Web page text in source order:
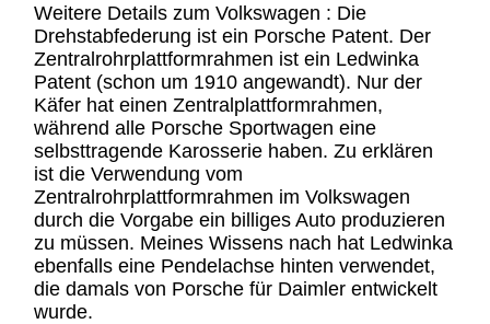
Weitere Details zum Volkswagen : Die
Drehstabfederung ist ein Porsche Patent. Der
Zentralrohrplattformrahmen ist ein Ledwinka
Patent (schon um 1910 angewandt). Nur der
Käfer hat einen Zentralplattformrahmen,
während alle Porsche Sportwagen eine
selbsttragende Karosserie haben. Zu erklären
ist die Verwendung vom
Zentralrohrplattformrahmen im Volkswagen
durch die Vorgabe ein billiges Auto produzieren
zu müssen. Meines Wissens nach hat Ledwinka
ebenfalls eine Pendelachse hinten verwendet,
die damals von Porsche für Daimler entwickelt
wurde.